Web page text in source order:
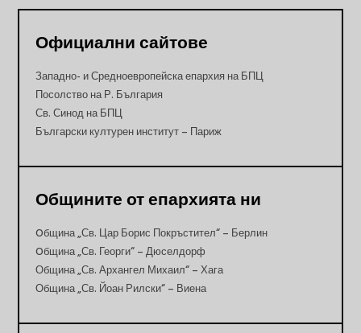
Официални сайтове
Западно- и Средноевропейска епархия на БПЦ
Посолство на Р. България
Св. Синод на БПЦ
Български културен институт – Париж
Общините от епархията ни
Oбщина „Св. Цар Борис Покръстител“ – Берлин
Oбщина „Св. Георги“ – Дюселдорф
Община „Св. Архангел Михаил“ – Хага
Община „Св. Йоан Рилски“ – Виена